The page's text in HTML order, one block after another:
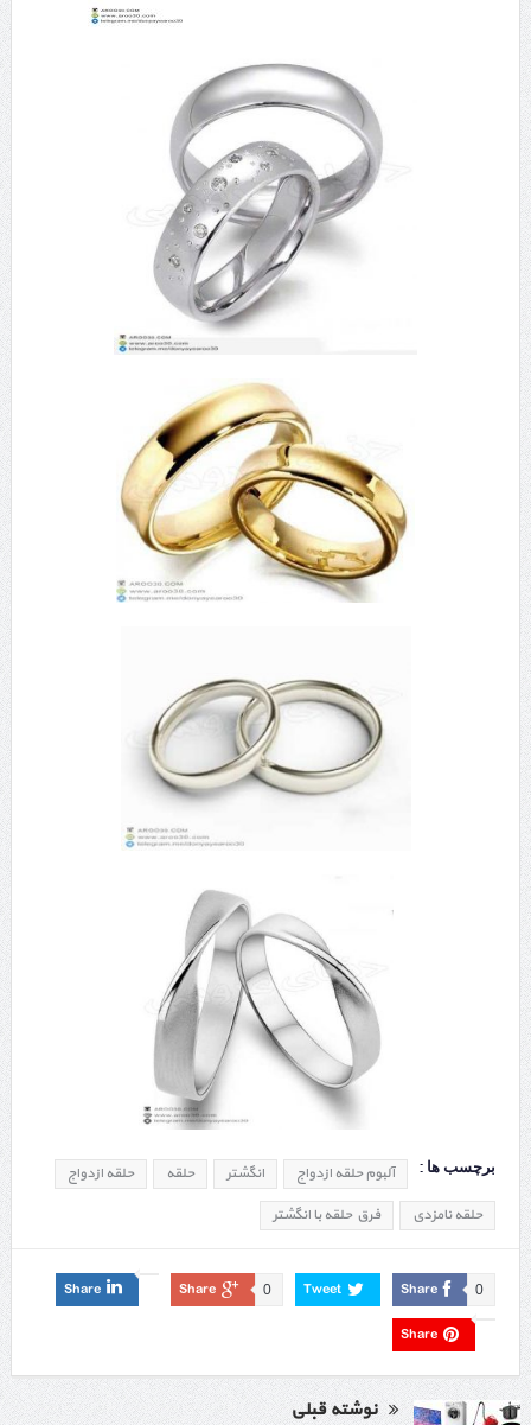
برچسب ها : آلبوم حلقه ازدواج انگشتر حلقه
حلقه ازدواج
حلقه نامزدی
فرق حلقه با انگشتر
Share 0
Tweet
Share 0
Share
Share
نوشته قبلی